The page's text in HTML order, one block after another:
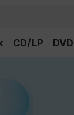
CD/LP